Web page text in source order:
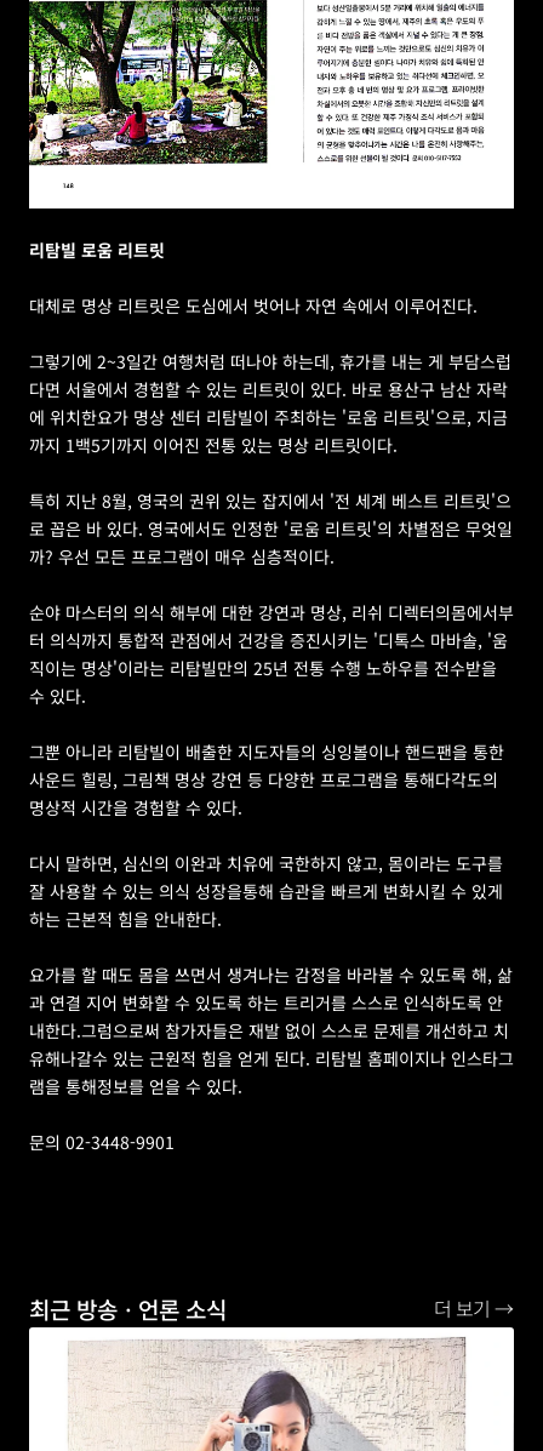
리탐빌 로움 리트릿
대체로 명상 리트릿은 도심에서 벗어나 자연 속에서 이루어진다.
그렇기에 2~3일간 여행처럼 떠나야 하는데, 휴가를 내는 게 부담스럽
다면 서울에서 경험할 수 있는 리트릿이 있다. 바로 용산구 남산 자락
에 위치한요가 명상 센터 리탐빌이 주최하는 '로움 리트릿'으로, 지금
까지 1백5기까지 이어진 전통 있는 명상 리트릿이다.
특히 지난 8월, 영국의 권위 있는 잡지에서 '전 세계 베스트 리트릿'으
로 꼽은 바 있다. 영국에서도 인정한 '로움 리트릿'의 차별점은 무엇일
까? 우선 모든 프로그램이 매우 심층적이다.
순야 마스터의 의식 해부에 대한 강연과 명상, 리쉬 디렉터의몸에서부
터 의식까지 통합적 관점에서 건강을 증진시키는 '디톡스 마바솔, '움
직이는 명상'이라는 리탐빌만의 25년 전통 수행 노하우를 전수받을
수 있다.
그뿐 아니라 리탐빌이 배출한 지도자들의 싱잉볼이나 핸드팬을 통한
사운드 힐링, 그림책 명상 강연 등 다양한 프로그램을 통해다각도의
명상적 시간을 경험할 수 있다.
다시 말하면, 심신의 이완과 치유에 국한하지 않고, 몸이라는 도구를
잘 사용할 수 있는 의식 성장을통해 습관을 빠르게 변화시킬 수 있게
하는 근본적 힘을 안내한다.
요가를 할 때도 몸을 쓰면서 생겨나는 감정을 바라볼 수 있도록 해, 삶
과 연결 지어 변화할 수 있도록 하는 트리거를 스스로 인식하도록 안
내한다.그럼으로써 참가자들은 재발 없이 스스로 문제를 개선하고 치
유해나갈수 있는 근원적 힘을 얻게 된다. 리탐빌 홈페이지나 인스타그
램을 통해정보를 얻을 수 있다.
문의 02-3448-9901
최근 방송ㆍ언론 소식 더 보기 →